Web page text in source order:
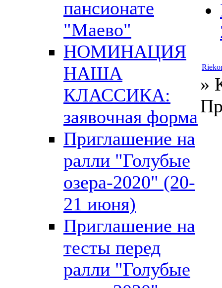
пансионате
"Маево"
НОМИНАЦИЯ
НАША
КЛАССИКА:
заявочная форма
Приглашение на
ралли "Голубые
озера-2020" (20-
21 июня)
Приглашение на
тесты перед
ралли "Голубые
»